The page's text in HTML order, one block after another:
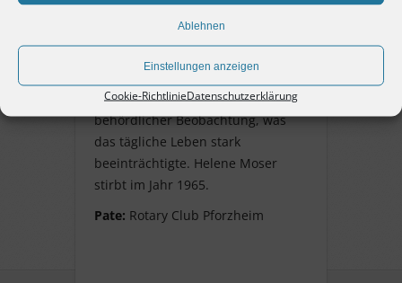
Ablehnen
Einstellungen anzeigen
Cookie-RichtlinieDatenschutzerklärung
war Christin. Die Ehe blieb
Abstammung des Ehemannes
stand das Ehepaar unter ständiger
behördlicher Beobachtung, was
das tägliche Leben stark
beeinträchtigte. Helene Moser
stirbt im Jahr 1965.
Pate: Rotary Club Pforzheim